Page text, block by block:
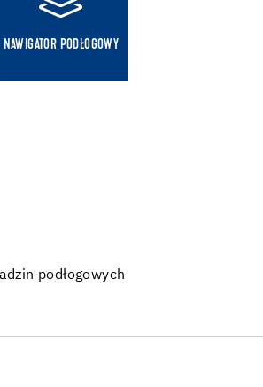
NAWIGATOR PODŁOGOWY
podłogowych